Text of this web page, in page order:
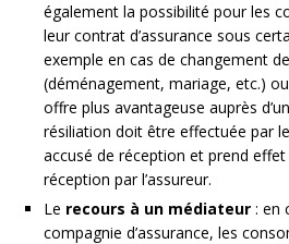
également la possibilité pour les
leur contrat d’assurance sous
exemple en cas de changement
(déménagement, mariage, etc.)
offre plus avantageuse auprès
résiliation doit être effectuée par
accusé de réception et prend
réception par l’assureur.
Le recours à un médiateur : en
compagnie d’assurance, les